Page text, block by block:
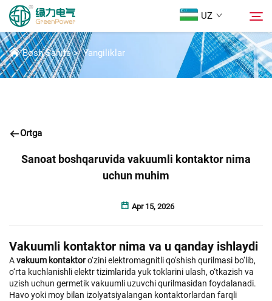
UZ
Mahsulotlar
Biz bilan bog'lanish
YANGILIKLAR
Bosh Sahifa>Yangiliklar
Ortga
Sanoat boshqaruvida vakuumli kontaktor nima
uchun muhim
Apr 15, 2026
Vakuumli kontaktor nima va u qanday ishlaydi
Avakuum kontaktoro‘zini elektromagnitli qo‘shish qurilmasi bo‘lib,
o‘rta kuchlanishli elektr tizimlarida yuk toklarini ulash, o‘tkazish va
uzish uchun germetik vakuumli uzuvchi qurilmasidan foydalanadi.
Havo yoki moy bilan izolyatsiyalangan kontaktorlardan farqli